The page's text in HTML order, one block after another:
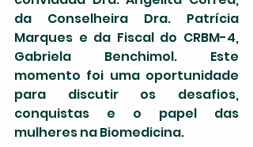
da Conselheira Dra. Patrícia
Marques e da Fiscal do CRBM-4,
Gabriela Benchimol. Este
momento foi uma oportunidade
para discutir os desafios,
conquistas e o papel das
mulheres na Biomedicina.